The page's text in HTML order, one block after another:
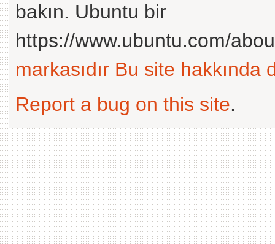
bakın. Ubuntu bir
https://www.ubuntu.com/
markasıdır Bu site hakkında
Report a bug on this site.